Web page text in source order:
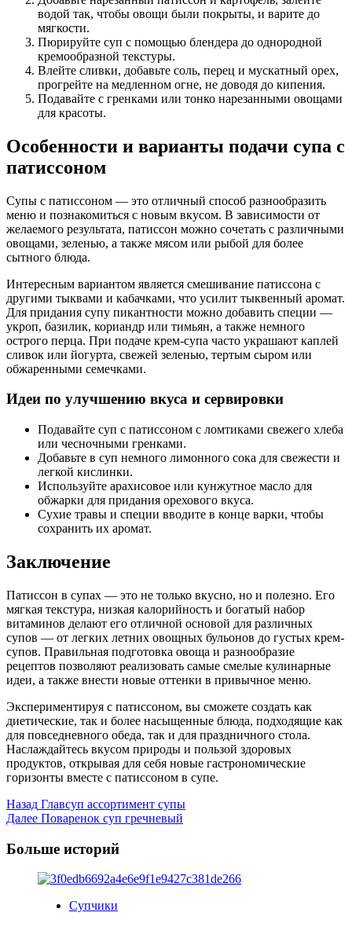
водой так, чтобы овощи были покрыты, и варите до
мягкости.
Пюрируйте суп с помощью блендера до однородной
кремообразной текстуры.
Влейте сливки, добавьте соль, перец и мускатный орех,
прогрейте на медленном огне, не доводя до кипения.
Подавайте с гренками или тонко нарезанными овощами
для красоты.
Особенности и варианты подачи супа с
патиссоном
Супы с патиссоном — это отличный способ разнообразить
меню и познакомиться с новым вкусом. В зависимости от
желаемого результата, патиссон можно сочетать с различными
овощами, зеленью, а также мясом или рыбой для более
сытного блюда.
Интересным вариантом является смешивание патиссона с
другими тыквами и кабачками, что усилит тыквенный аромат.
Для придания супу пикантности можно добавить специи —
укроп, базилик, кориандр или тимьян, а также немного
острого перца. При подаче крем-супа часто украшают каплей
сливок или йогурта, свежей зеленью, тертым сыром или
обжаренными семечками.
Идеи по улучшению вкуса и сервировки
Подавайте суп с патиссоном с ломтиками свежего хлеба
или чесночными гренками.
Добавьте в суп немного лимонного сока для свежести и
легкой кислинки.
Используйте арахисовое или кунжутное масло для
обжарки для придания орехового вкуса.
Сухие травы и специи вводите в конце варки, чтобы
сохранить их аромат.
Заключение
Патиссон в супах — это не только вкусно, но и полезно. Его
мягкая текстура, низкая калорийность и богатый набор
витаминов делают его отличной основой для различных
супов — от легких летних овощных бульонов до густых крем-
супов. Правильная подготовка овоща и разнообразие
рецептов позволяют реализовать самые смелые кулинарные
идеи, а также внести новые оттенки в привычное меню.
Экспериментируя с патиссоном, вы сможете создать как
диетические, так и более насыщенные блюда, подходящие как
для повседневного обеда, так и для праздничного стола.
Наслаждайтесь вкусом природы и пользой здоровых
продуктов, открывая для себя новые гастрономические
горизонты вместе с патиссоном в супе.
Post
Navigation
Назад Главсуп ассортимент супы
Далее Поваренок суп гречневый
Больше историй
Супчики